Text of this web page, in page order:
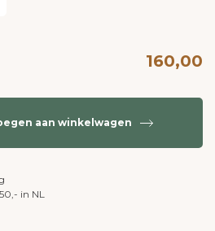
160,00
aan winkelwagen
in NL